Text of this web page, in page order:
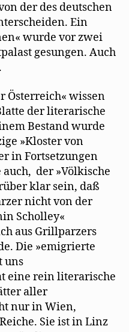
der des deutschen
Ein
wurde vor zwei
gesungen. Auch
Österreich« wissen
der literarische
Bestand wurde
»Kloster von
in Fortsetzungen
der »Völkische
klar sein, daß
nicht von der
Scholley«
aus Grillparzers
Die »emigrierte
uns
eine rein literarische
aller
nur in Wien,
Sie ist in Linz